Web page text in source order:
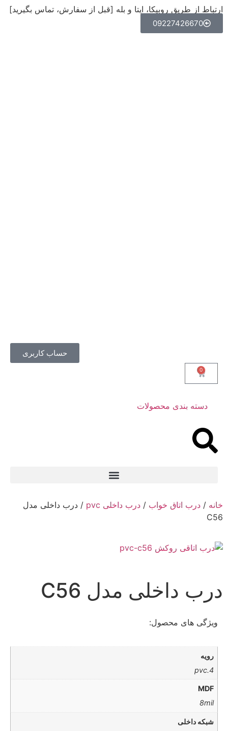
ارتباط از طریق روبیکا، ایتا و بله [قبل از سفارش، تماس بگیرید]
09227426670
حساب کاربری
0
دسته بندی محصولات
خانه / درب اتاق خواب / درب داخلی pvc
/ درب داخلی مدل
C56
درب داخلی مدل C56
ویژگی های محصول:
رویه
4.pvc
MDF
8mil
شبکه داخلی